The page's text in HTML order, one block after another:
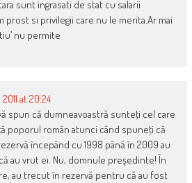
sunt ingrasati de stat cu salarii
si privilegii care nu le merita.Ar mai
nu permite
at 20:24
spun că dumneavoastră sunteţi cel care
poporul român atunci când spuneţi că
începând cu 1998 până în 2009 au
au vrut ei. Nu, domnule preşedinte! În
au trecut în rezervă pentru că au fost